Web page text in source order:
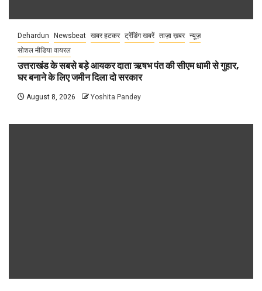
Dehardun Newsbeat खबर हटकर ट्रेंडिंग खबरें ताज़ा ख़बर न्यूज़
सोशल मीडिया वायरल
उत्तराखंड के सबसे बड़े आयकर दाता ऋषभ पंत की सीएम धामी से गुहार,
घर बनाने के लिए जमीन दिला दो सरकार
August 8, 2026 Yoshita Pandey